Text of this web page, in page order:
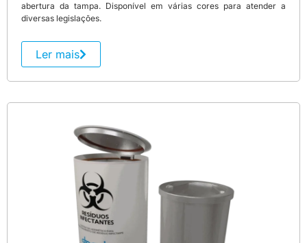
abertura da tampa. Disponível em várias cores para atender a
diversas legislações.
Ler mais